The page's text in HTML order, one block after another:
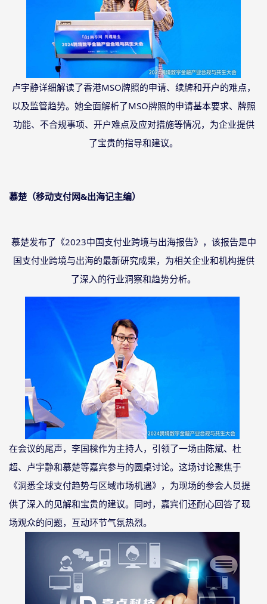
卢宇静详细解读了香港MSO牌照的申请、续牌和开户的难点，
以及监管趋势。她全面解析了MSO牌照的申请基本要求、牌照
功能、不合规事项、开户难点及应对措施等情况，为企业提供
了宝贵的指导和建议。
慕楚（移动支付网&出海记主编）
慕楚发布了《2023中国支付业跨境与出海报告》，该报告是中
国支付业跨境与出海的最新研究成果，为相关企业和机构提供
了深入的行业洞察和趋势分析。
在会议的尾声，李国樑作为主持人，引领了一场由陈斌、杜
超、卢宇静和慕楚等嘉宾参与的圆桌讨论。这场讨论聚焦于
《洞悉全球支付趋势与区域市场机遇》，为现场的参会人员提
供了深入的见解和宝贵的建议。同时，嘉宾们还耐心回答了现
场观众的问题，互动环节气氛热烈。